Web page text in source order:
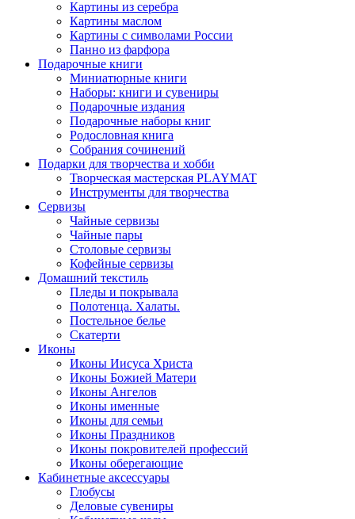
Картины из серебра
Картины маслом
Картины с символами России
Панно из фарфора
Подарочные книги
Миниатюрные книги
Наборы: книги и сувениры
Подарочные издания
Подарочные наборы книг
Родословная книга
Собрания сочинений
Подарки для творчества и хобби
Творческая мастерская PLAYMAT
Инструменты для творчества
Cервизы
Чайные сервизы
Чайные пары
Столовые сервизы
Кофейные сервизы
Домашний текстиль
Пледы и покрывала
Полотенца. Халаты.
Постельное белье
Скатерти
Иконы
Иконы Иисуса Христа
Иконы Божией Матери
Иконы Ангелов
Иконы именные
Иконы для семьи
Иконы Праздников
Иконы покровителей профессий
Иконы оберегающие
Кабинетные аксессуары
Глобусы
Деловые сувениры